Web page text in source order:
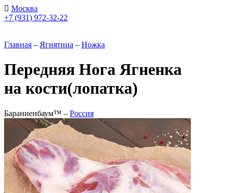
Москва
+7 (931) 972-32-22
Главная – Ягнятина – Ножка
Передняя Нога Ягненка
на кости(лопатка)
Бараниенбаум™ – Россия